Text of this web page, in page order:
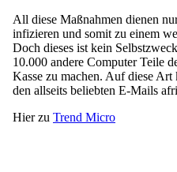
All diese Maßnahmen dienen
infizieren und somit zu einem
Doch dieses ist kein
10.000 andere Computer Teile
Kasse zu machen. Auf diese
den allseits beliebten E-Mails
Hier zu Trend Micro